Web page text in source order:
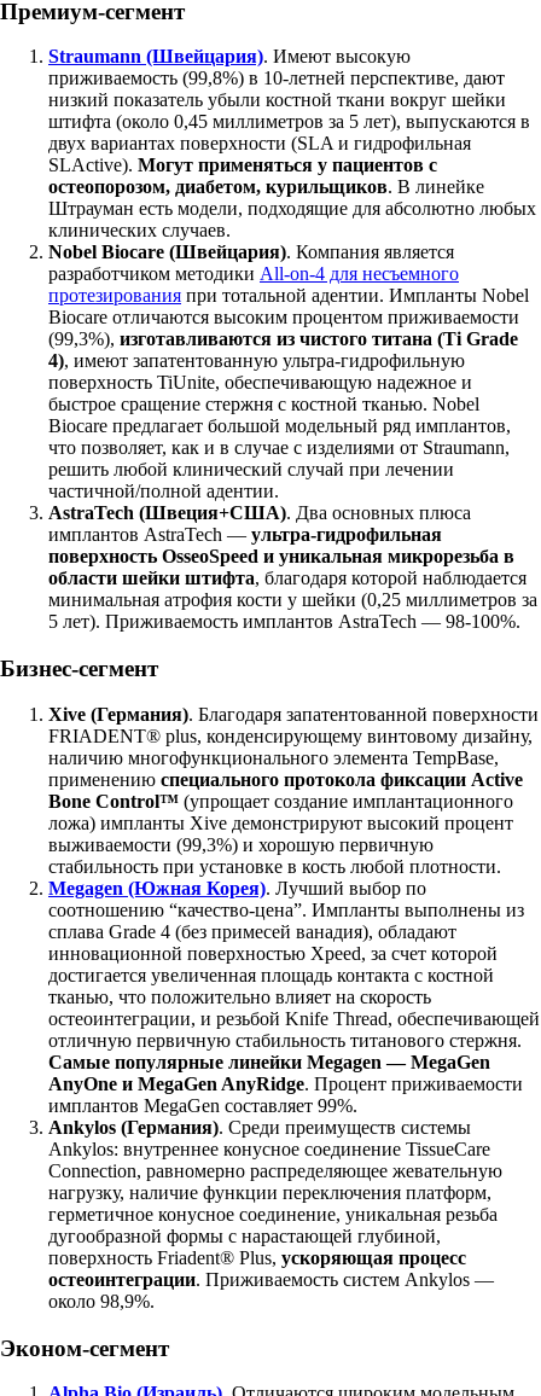
Премиум-сегмент
Straumann (Швейцария). Имеют высокую
приживаемость (99,8%) в 10-летней перспективе, дают
низкий показатель убыли костной ткани вокруг шейки
штифта (около 0,45 миллиметров за 5 лет), выпускаются в
двух вариантах поверхности (SLA и гидрофильная
SLActive). Могут применяться у пациентов с
остеопорозом, диабетом, курильщиков. В линейке
Штрауман есть модели, подходящие для абсолютно любых
клинических случаев.
Nobel Biocare (Швейцария). Компания является
разработчиком методики All-on-4 для несъемного
протезирования при тотальной адентии. Импланты Nobel
Biocare отличаются высоким процентом приживаемости
(99,3%), изготавливаются из чистого титана (Ti Grade
4), имеют запатентованную ультра-гидрофильную
поверхность TiUnite, обеспечивающую надежное и
быстрое сращение стержня с костной тканью. Nobel
Biocare предлагает большой модельный ряд имплантов,
что позволяет, как и в случае с изделиями от Straumann,
решить любой клинический случай при лечении
частичной/полной адентии.
AstraTech (Швеция+США). Два основных плюса
имплантов AstraTech — ультра-гидрофильная
поверхность OsseoSpeed и уникальная микрорезьба в
области шейки штифта, благодаря которой наблюдается
минимальная атрофия кости у шейки (0,25 миллиметров за
5 лет). Приживаемость имплантов AstraTech — 98-100%.
Бизнес-сегмент
Xive (Германия). Благодаря запатентованной поверхности
FRIADENT® plus, конденсирующему винтовому дизайну,
наличию многофункционального элемента TempBase,
применению специального протокола фиксации Active
Bone Control™ (упрощает создание имплантационного
ложа) импланты Xive демонстрируют высокий процент
выживаемости (99,3%) и хорошую первичную
стабильность при установке в кость любой плотности.
Megagen (Южная Корея). Лучший выбор по
соотношению “качество-цена”. Импланты выполнены из
сплава Grade 4 (без примесей ванадия), обладают
инновационной поверхностью Xpeed, за счет которой
достигается увеличенная площадь контакта с костной
тканью, что положительно влияет на скорость
остеоинтеграции, и резьбой Knife Thread, обеспечивающей
отличную первичную стабильность титанового стержня.
Самые популярные линейки Megagen —MegaGen
AnyOne и MegaGen AnyRidge. Процент приживаемости
имплантов MegaGen составляет 99%.
Ankylos (Германия). Среди преимуществ системы
Ankylos: внутреннее конусное соединение TissueCare
Connection, равномерно распределяющее жевательную
нагрузку, наличие функции переключения платформ,
герметичное конусное соединение, уникальная резьба
дугообразной формы с нарастающей глубиной,
поверхность Friadent® Plus, ускоряющая процесс
остеоинтеграции. Приживаемость систем Ankylos —
около 98,9%.
Эконом-сегмент